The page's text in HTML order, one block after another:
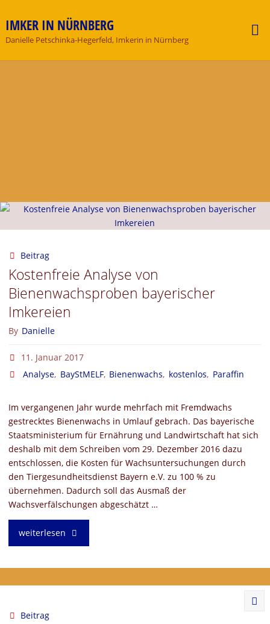
to
content
IMKER IN NÜRNBERG
Danielle Petschinka-Hegerfeld, Imkerin in Nürnberg
Beitrag
Kostenfreie Analyse von
Bienenwachsproben bayerischer
Imkereien
By Danielle
11. Januar 2017
Analyse, BayStMELF, Bienenwachs, kostenlos, Paraffin
Im vergangenen Jahr wurde mehrfach mit Fremdwachs
gestrecktes Bienenwachs in Umlauf gebrach. Das bayerische
Staatsministerium für Ernährung und Landwirtschaft hat sich
deshalb mit dem Schreiben vom 29. Dezember 2016 dazu
entschlossen, die Kosten für Wachsuntersuchungen durch
den Tiergesundheitsdienst Bayern e.V. zu 100 % zu
übernehmen. Dadurch soll das Ausmaß der
Wachsverfälschungen abgeschätzt …
weiterlesen"Kostenfreie
von
Beitrag